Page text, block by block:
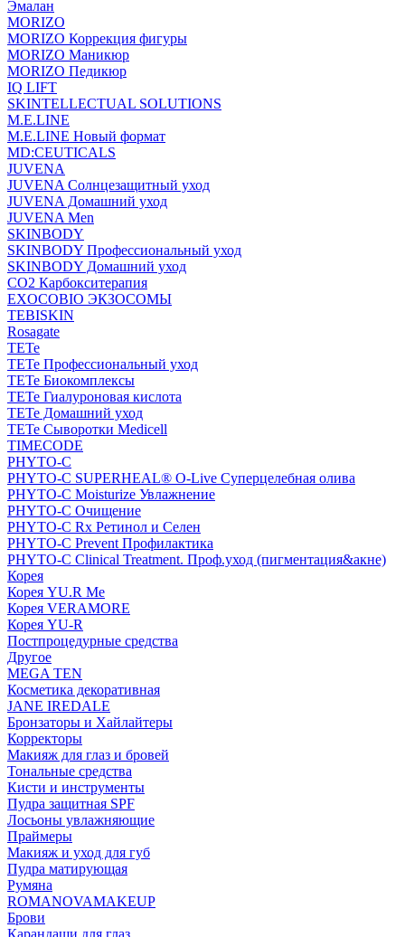
Эмалан
MORIZO
MORIZO Коррекция фигуры
MORIZO Маникюр
MORIZO Педикюр
IQ LIFT
SKINTELLECTUAL SOLUTIONS
M.E.LINE
M.E.LINE Новый формат
MD:CEUTICALS
JUVENA
JUVENA Солнцезащитный уход
JUVENA Домашний уход
JUVENA Men
SKINBODY
SKINBODY Профессиональный уход
SKINBODY Домашний уход
CO2 Карбокситерапия
EXOCOBIO ЭКЗОСОМЫ
TEBISKIN
Rosagate
TETe
TETe Профессиональный уход
TETe Биокомплексы
TETe Гиалуроновая кислота
TETe Домашний уход
TETe Сыворотки Medicell
TIMECODE
PHYTO-C
PHYTO-C SUPERHEAL® O-Live Суперцелебная олива
PHYTO-C Moisturize Увлажнение
PHYTO-C Очищение
PHYTO-C Rx Ретинол и Селен
PHYTO-C Prevent Профилактика
PHYTO-C Clinical Treatment. Проф.уход (пигментация&акне)
Корея
Корея YU.R Me
Корея VERAMORE
Корея YU-R
Постпроцедурные средства
Другое
MEGA TEN
Косметика декоративная
JANE IREDALE
Бронзаторы и Хайлайтеры
Корректоры
Макияж для глаз и бровей
Тональные средства
Кисти и инструменты
Пудра защитная SPF
Лосьоны увлажняющие
Праймеры
Макияж и уход для губ
Пудра матирующая
Румяна
ROMANOVAMAKEUP
Брови
Карандаши для глаз